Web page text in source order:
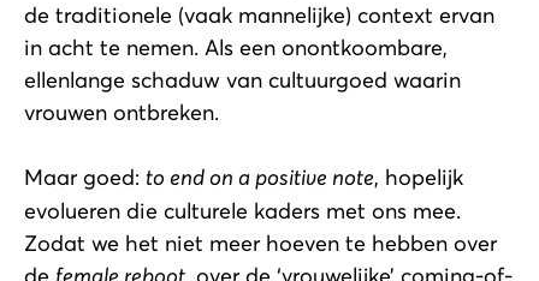
de traditionele (vaak mannelijke) context ervan
in acht te nemen. Als een onontkoombare,
ellenlange schaduw van cultuurgoed waarin
vrouwen ontbreken.
Maar goed: to end on a positive note, hopelijk
evolueren die culturele kaders met ons mee.
Zodat we het niet meer hoeven te hebben over